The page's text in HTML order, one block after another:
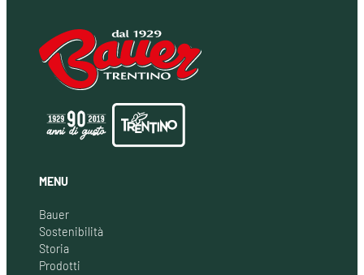
MENU
Bauer
Sostenibilità
Storia
Prodotti